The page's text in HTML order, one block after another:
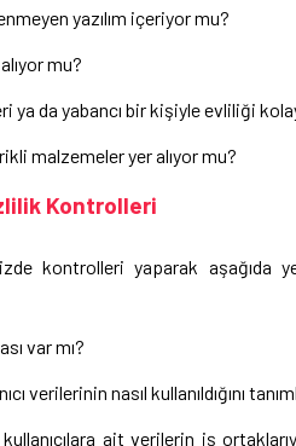
yazılım içeriyor mu?
mu?
ya da yabancı bir kişiyle evliliği
malzemeler yer alıyor mu?
Kontrolleri
kontrolleri yaparak aşağıda
var mı?
verilerinin nasıl kullanıldığını
ait verilerin iş